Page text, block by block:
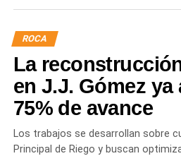
ROCA
La
en J.J. Gómez ya
75% de avance
Los trabajos se desarrollan sobre
Principal de Riego y buscan